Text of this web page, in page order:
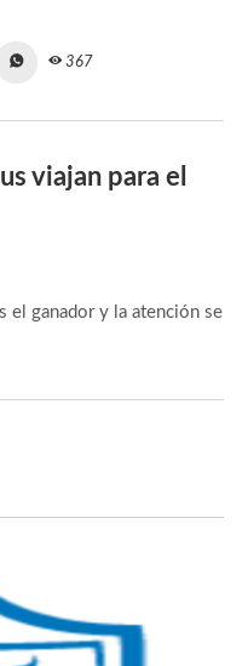
367
viajan para el
el ganador y la atención se